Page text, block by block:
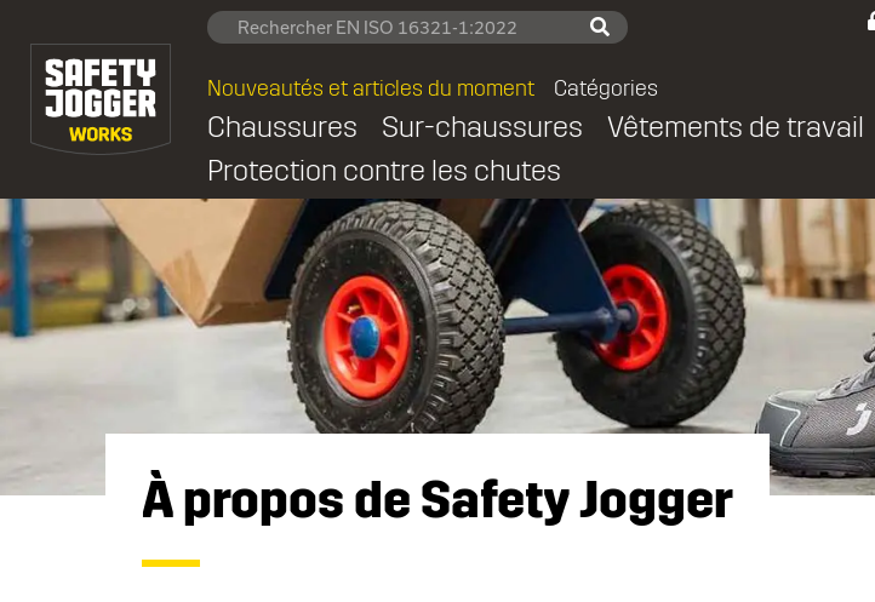
Nouveautés et articles du moment Catégories
Chaussures Sur-chaussures Vêtements de travail
Protection contre les chutes
À propos de Safety Jogger